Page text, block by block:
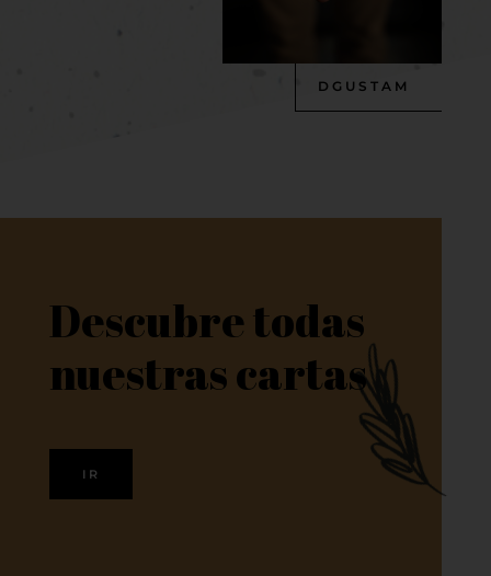
DGUSTAM
Descubre todas
nuestras cartas
IR